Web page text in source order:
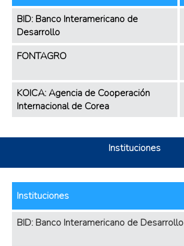
BID: Banco Interamericano de
Desarrollo
FONTAGRO
KOICA: Agencia de Cooperación
Internacional de Corea
Instituciones
Instituciones
BID: Banco Interamericano de Desarrollo